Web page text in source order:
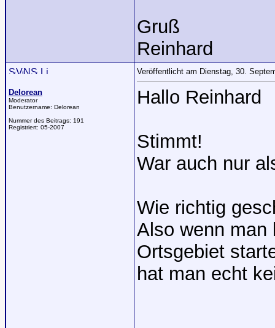
Gruß
Reinhard
Delorean
Moderator
Benutzername: Delorean
Nummer des Beitrags: 191
Registriert: 05-2007
Veröffentlicht am Dienstag, 30.
Hallo Reinhard
Stimmt!
War auch nur
Wie richtig
Also wenn man
Ortsgebiet
hat man echt